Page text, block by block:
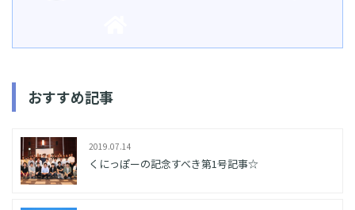
おすすめ記事
2019.07.14
くにっぽーの記念すべき第1号記事☆